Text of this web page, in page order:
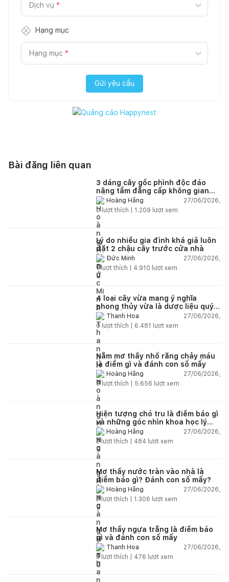
Dịch vụ *
Hạng mục
Hạng mục *
Gửi yêu cầu
Bài đăng liên quan
3 dáng cây gốc phình độc đáo
nâng tầm đẳng cấp không gian
sốngHoàng Hằng
27/06/2026,
0lượt thích | 1.209 lượt xem
Lý do nhiều gia đình khá giả luôn
đặt 2 chậu cây trước cửa nhà
Đức Minh
27/06/2026,
1lượt thích | 4.910 lượt xem
4 loại cây vừa mang ý nghĩa
phong thủy vừa là dược liệu quý
nên trồng trong nhà
Thanh Hoa
27/06/2026,
0 lượt thích | 6.481 lượt xem
Nằm mơ thấy nhổ răng chảy máu
là điềm gì và đánh con số mấy
Hoàng Hằng
27/06/2026,
0lượt thích | 5.656 lượt xem
Hiện tượng chó tru là điềm báo gì
và những góc nhìn khoa học lý
giảiHoàng Hằng
27/06/2026,
3lượt thích | 484 lượt xem
Mơ thấy nước tràn vào nhà là
điềm báo gì? Đánh con số mấy?
Hoàng Hằng
27/06/2026,
3lượt thích | 1.306 lượt xem
Mơ thấy ngựa trắng là điềm báo
gì và đánh con số mấy
Thanh Hoa
27/06/2026,
3lượt thích | 476 lượt xem